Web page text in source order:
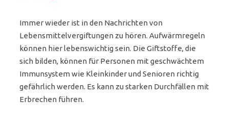
Immer wieder ist in den Nachrichten von
Lebensmittelvergiftungen zu hören. Aufwärmregeln
können hier lebenswichtig sein. Die Giftstoffe, die
sich bilden, können für Personen mit geschwächtem
Immunsystem wie Kleinkinder und Senioren richtig
gefährlich werden. Es kann zu starken Durchfällen mit
Erbrechen führen.